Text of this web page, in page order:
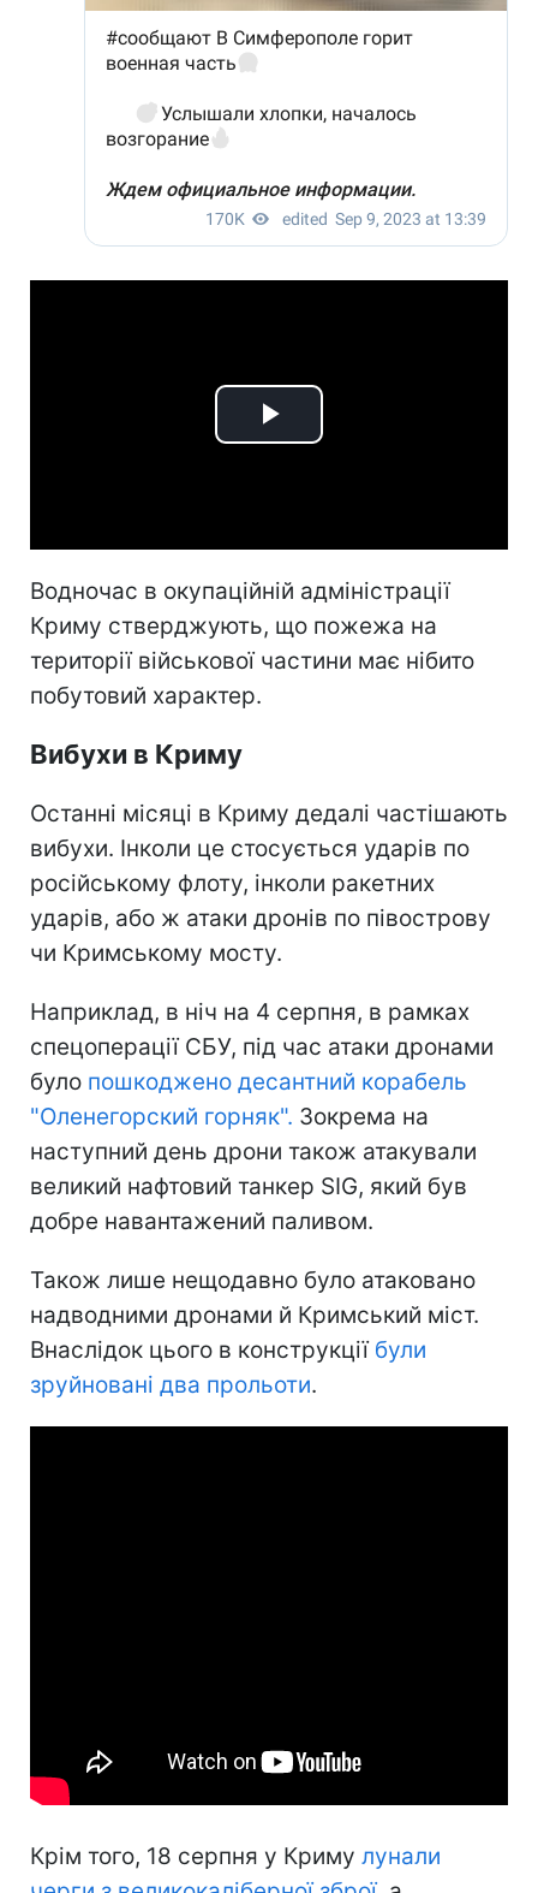
Play
Водночас в окупаційній адміністрації
Криму стверджують, що пожежа на
території військової частини має нібито
побутовий характер.
Вибухи в Криму
Останні місяці в Криму дедалі частішають
вибухи. Інколи це стосується ударів по
російському флоту, інколи ракетних
ударів, або ж атаки дронів по півострову
чи Кримському мосту.
Наприклад, в ніч на 4 серпня, в рамках
спецоперації СБУ, під час атаки дронами
було пошкоджено десантний корабель
"Оленегорский горняк". Зокрема на
наступний день дрони також атакували
великий нафтовий танкер SIG, який був
добре навантажений паливом.
Також лише нещодавно було атаковано
надводними дронами й Кримський міст.
Внаслідок цього в конструкції були
зруйновані два прольоти.
Крім того, 18 серпня у Криму лунали